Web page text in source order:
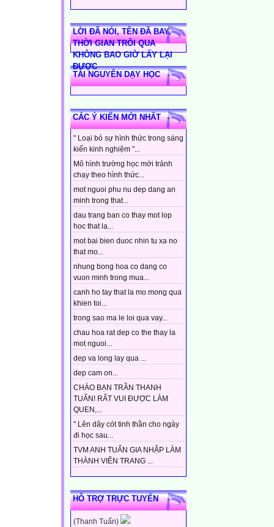
LỜI ĐÃ NÓI, TÊN ĐÃ BAY,
THỜI GIAN TRÔI QUA
KHÔNG BAO GIỜ LẤY LẠI
ĐƯỢC
TÀI NGUYÊN DẠY HỌC
CÁC Ý KIẾN MỚI NHẤT
" Loại bỏ sự hình thức trong sáng
kiến kinh nghiệm "...
Mô hình trường học mới tránh
chạy theo hình thức...
mot nguoi phu nu dep dang an
minh trong that...
dau trang ban co thay mot lop
hoc that la...
mot bai bien duoc nhin tu xa no
that mo...
nhung bong hoa co dang co
vuon minh trong mua...
canh ho tay that la mo mong qua
khien toi...
trong sao ma le loi qua vay...
chau hoa rat dep co the thay la
mot nguoi...
dep va long lay qua ...
dep cam on...
CHÀO BẠN TRẦN THANH
TUẤN! RẤT VUI ĐƯỢC LÀM
QUEN,...
" Lên dây cót tinh thần cho ngày
đi học sau...
TVM ANH TUẤN GIA NHẬP LÀM
THÀNH VIÊN TRANG ...
HỖ TRỢ TRỰC TUYẾN
(Thanh Tuấn)